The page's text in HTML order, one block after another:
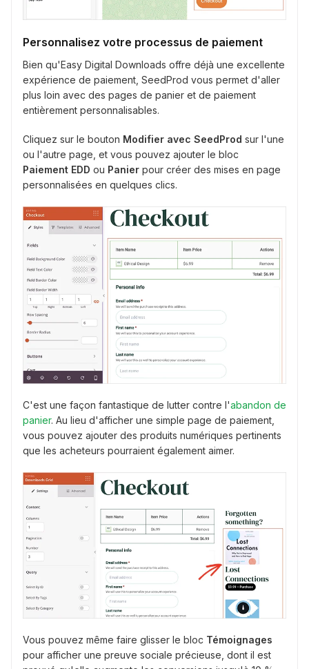
Personnalisez votre processus de paiement
Bien qu'Easy Digital Downloads offre déjà une excellente
expérience de paiement, SeedProd vous permet d'aller
plus loin avec des pages de panier et de paiement
entièrement personnalisables.
Cliquez sur le bouton Modifier avec SeedProd sur l'une
ou l'autre page, et vous pouvez ajouter le bloc
Paiement EDD ou Panier pour créer des mises en page
personnalisées en quelques clics.
C'est une façon fantastique de lutter contre l'abandon de
panier. Au lieu d'afficher une simple page de paiement,
vous pouvez ajouter des produits numériques pertinents
que les acheteurs pourraient également aimer.
Vous pouvez même faire glisser le bloc Témoignages
pour afficher une preuve sociale précieuse, dont il est